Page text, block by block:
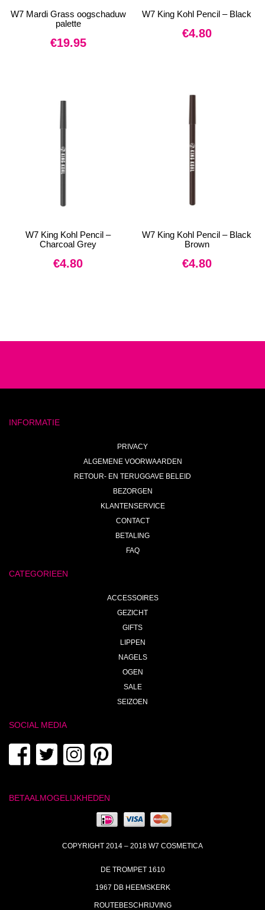
W7 Mardi Grass oogschaduw
palette
€19.95
W7 King Kohl Pencil – Black
€4.80
W7 King Kohl Pencil –
Charcoal Grey
€4.80
W7 King Kohl Pencil – Black
Brown
€4.80
INFORMATIE
PRIVACY
ALGEMENE VOORWAARDEN
RETOUR- EN TERUGGAVE BELEID
BEZORGEN
KLANTENSERVICE
CONTACT
BETALING
FAQ
CATEGORIEEN
ACCESSOIRES
GEZICHT
GIFTS
LIPPEN
NAGELS
OGEN
SALE
SEIZOEN
SOCIAL MEDIA
BETAALMOGELIJKHEDEN
COPYRIGHT 2014 – 2018 W7 COSMETICA
DE TROMPET 1610
1967 DB HEEMSKERK
ROUTEBESCHRIJVING